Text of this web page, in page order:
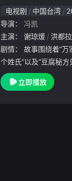
电视剧 中国台湾
导演：
冯凯
主演：
谢琼煖 洪都
剧情：
个姓氏”以及“豆腐秘
冲突与矛盾的伏笔。
并克服挑战的温馨故
立即播放